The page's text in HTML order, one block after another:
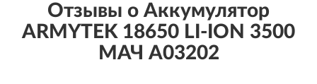
Отзывы о Аккумулятор
ARMYTEK 18650 LI-ION 3500
МАЧ A03202